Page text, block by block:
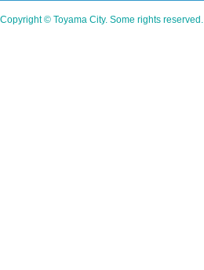
Copyright © Toyama City. Some rights reserved.